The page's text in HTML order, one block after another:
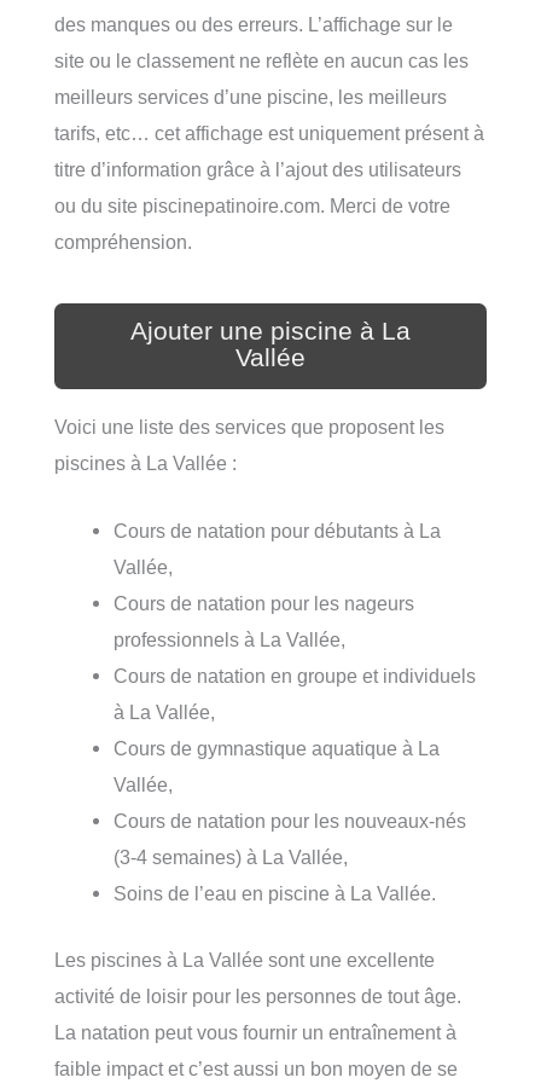
des manques ou des erreurs. L’affichage sur le
site ou le classement ne reflète en aucun cas les
meilleurs services d’une piscine, les meilleurs
tarifs, etc… cet affichage est uniquement présent à
titre d’information grâce à l’ajout des utilisateurs
ou du site piscinepatinoire.com. Merci de votre
compréhension.
Ajouter une piscine à La
Vallée
Voici une liste des services que proposent les
piscines à La Vallée :
Cours de natation pour débutants à La
Vallée,
Cours de natation pour les nageurs
professionnels à La Vallée,
Cours de natation en groupe et individuels
à La Vallée,
Cours de gymnastique aquatique à La
Vallée,
Cours de natation pour les nouveaux-nés
(3-4 semaines) à La Vallée,
Soins de l’eau en piscine à La Vallée.
Les piscines à La Vallée sont une excellente
activité de loisir pour les personnes de tout âge.
La natation peut vous fournir un entraînement à
faible impact et c’est aussi un bon moyen de se